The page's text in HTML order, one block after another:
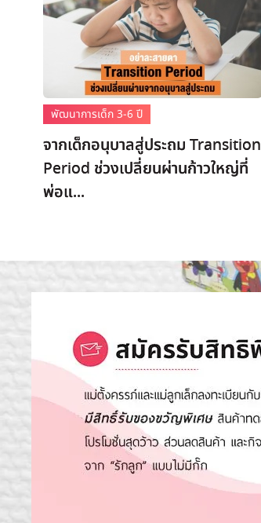
พัฒนาการเด็ก 3-6 ปี
จากเด็กอนุบาลสู่ประถม Transition
Period ช่วงเปลี่ยนผ่านก้าวใหญ่ที่
พ่อแ...